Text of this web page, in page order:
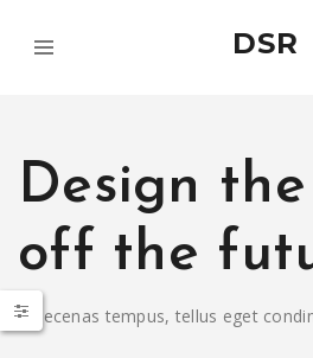
DSR
Design
off the
Maecenas tempus, tellus eget